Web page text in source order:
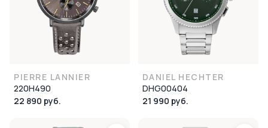
PIERRE LANNIER
220H490
22 890 руб.
DANIEL HECHTER
DHG00404
21 990 руб.